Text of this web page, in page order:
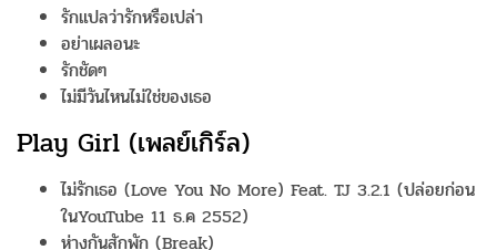
รักแปลว่ารักหรือเปล่า
อย่าเผลอนะ
รักชัดๆ
ไม่มีวันไหนไม่ใช่ของเธอ
Play Girl (เพลย์เกิร์ล)
ไม่รักเธอ (Love You No More) Feat. TJ 3.2.1 (ปล่อยก่อน
ในYouTube 11 ธ.ค 2552)
ห่างกันสักพัก (Break)